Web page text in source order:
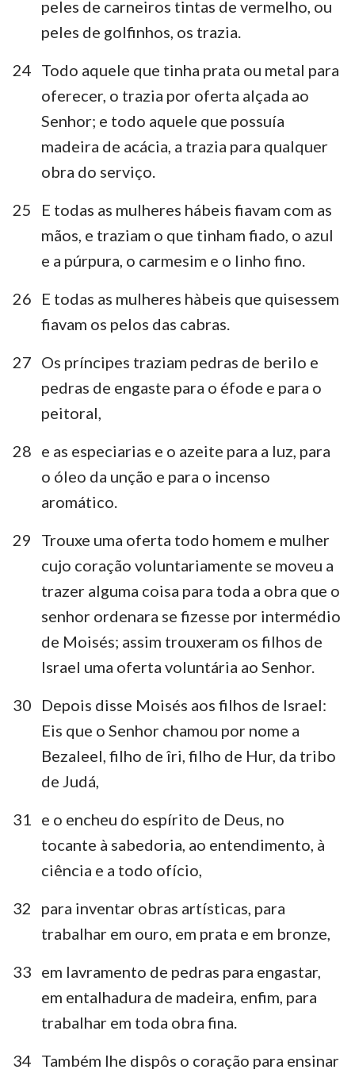
1 2 3 4 5 6
7
8
9 10 11 12 13
14
16
22
23 24
38 40
peles de carneiros tintas de vermelho, ou
peles de golfinhos, os trazia.
24 Todo aquele que tinha prata ou metal para
oferecer, o trazia por oferta alçada ao
Senhor; e todo aquele que possuía
madeira de acácia, a trazia para qualquer
obra do serviço.
25
E todas as mulheres hábeis fiavam com as
mãos, e traziam o que tinham fiado, o azul
e a púrpura, o carmesim e o linho fino.
26
E todas as mulheres hàbeis que quisessem
fiavam os pelos das cabras.
27 Os príncipes traziam pedras de berilo e
pedras de engaste para o éfode e para o
peitoral,
28 e as especiarias e o azeite para a luz, para
o óleo da unção e para o incenso
aromático.
29
Trouxe uma oferta todo homem e mulher
cujo coração voluntariamente se moveu a
trazer alguma coisa para toda a obra que o
senhor ordenara se fizesse por intermédio
de Moisés; assim trouxeram os filhos de
Israel uma oferta voluntária ao Senhor.
30
Depois disse Moisés aos filhos de Israel:
Eis que o Senhor chamou por nome a
Bezaleel, filho de îri, filho de Hur, da tribo
de Judá,
31
e o encheu do espírito de Deus, no
tocante à sabedoria, ao entendimento, à
ciência e a todo ofício,
32
para inventar obras artísticas, para
trabalhar em ouro, em prata e em bronze,
33 em lavramento de pedras para engastar,
em entalhadura de madeira, enfim, para
trabalhar em toda obra fina.
34 Também lhe dispôs o coração para ensinar